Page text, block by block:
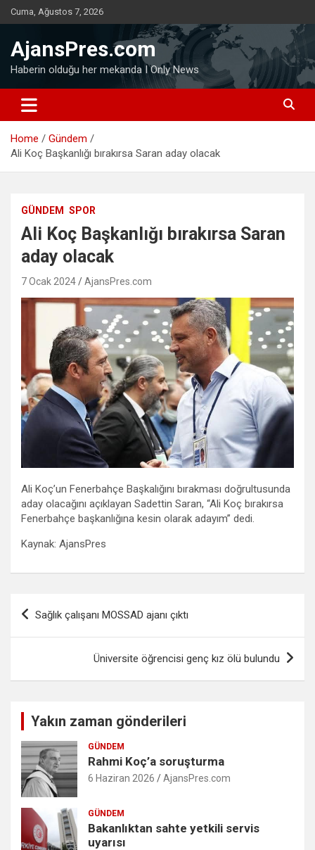
Skip
to
Cuma, Ağustos 7, 2026
AjansPres.com
Haberin olduğu her mekanda I Only News
Home
Gündem
Ali Koç Başkanlığı bırakırsa Saran aday olacak
GÜNDEM SPOR
Ali Koç Başkanlığı bırakırsa Saran
aday olacak
7 Ocak 2024 AjansPres.com
Ali Koç’un Fenerbahçe Başkalığını bırakması doğrultusunda
aday olacağını açıklayan Sadettin Saran, “Ali Koç bırakırsa
Fenerbahçe başkanlığına kesin olarak adayım” dedi.
Kaynak: AjansPres
Yazı
gezinmesi
Sağlık çalışanı MOSSAD ajanı çıktı
Üniversite öğrencisi genç kız ölü bulundu
Yakın zaman gönderileri
GÜNDEM
Rahmi Koç’a soruşturma
6 Haziran 2026 AjansPres.com
GÜNDEM
Bakanlıktan sahte yetkili servis
uyarısı